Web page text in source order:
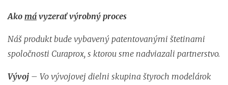
Ako má vyzerať výrobný proces
Náš produkt bude vybavený patentovanými štetinami
spoločnosti Curaprox, s ktorou sme nadviazali partnerstvo.
Vývoj – Vo vývojovej dielni skupina štyroch modelárok